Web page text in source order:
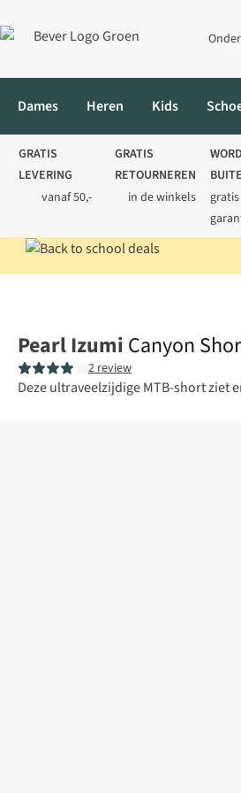
Dames Heren Kids
GRATIS
LEVERING
vanaf 50,-
GRATIS
RETOURNEREN
in de winkels
WORD
Pearl Izumi Canyon
2 review
Deze ultraveelzijdige MTB-short ziet